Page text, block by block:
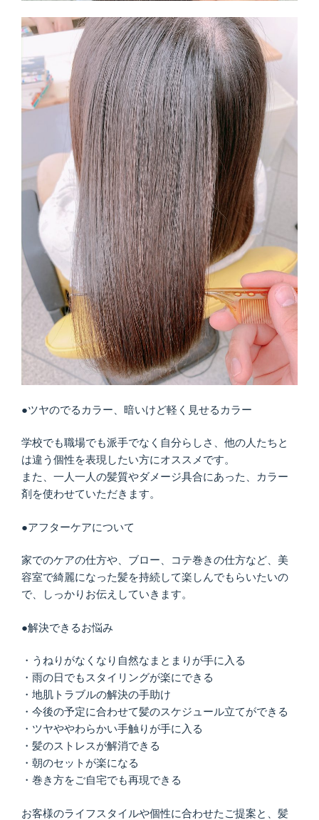
●ツヤのでるカラー、暗いけど軽く見せるカラー
学校でも職場でも派手でなく自分らしさ、他の人たちと
は違う個性を表現したい方にオススメです。
また、一人一人の髪質やダメージ具合にあった、カラー
剤を使わせていただきます。
●アフターケアについて
家でのケアの仕方や、ブロー、コテ巻きの仕方など、美
容室で綺麗になった髪を持続して楽しんでもらいたいの
で、しっかりお伝えしていきます。
●解決できるお悩み
・うねりがなくなり自然なまとまりが手に入る
・雨の日でもスタイリングが楽にできる
・地肌トラブルの解決の手助け
・今後の予定に合わせて髪のスケジュール立てができる
・ツヤややわらかい手触りが手に入る
・髪のストレスが解消できる
・朝のセットが楽になる
・巻き方をご自宅でも再現できる
お客様のライフスタイルや個性に合わせたご提案と、髪